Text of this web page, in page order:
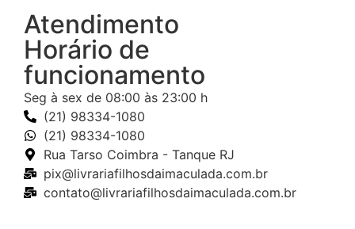
Atendimento
Horário de
funcionamento
Seg à sex de 08:00 às 23:00 h
(21) 98334-1080
(21) 98334-1080
Rua Tarso Coimbra - Tanque RJ
pix@livrariafilhosdaimaculada.com.br
contato@livrariafilhosdaimaculada.com.br